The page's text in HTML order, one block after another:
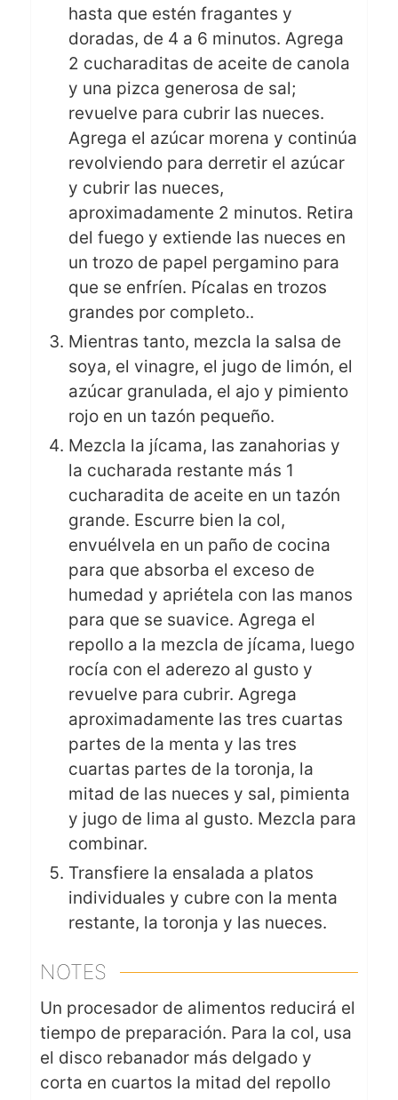
hasta que estén fragantes y
doradas, de 4 a 6 minutos. Agrega
2 cucharaditas de aceite de canola
y una pizca generosa de sal;
revuelve para cubrir las nueces.
Agrega el azúcar morena y continúa
revolviendo para derretir el azúcar
y cubrir las nueces,
aproximadamente 2 minutos. Retira
del fuego y extiende las nueces en
un trozo de papel pergamino para
que se enfríen. Pícalas en trozos
grandes por completo..
Mientras tanto, mezcla la salsa de
soya, el vinagre, el jugo de limón, el
azúcar granulada, el ajo y pimiento
rojo en un tazón pequeño.
Mezcla la jícama, las zanahorias y
la cucharada restante más 1
cucharadita de aceite en un tazón
grande. Escurre bien la col,
envuélvela en un paño de cocina
para que absorba el exceso de
humedad y apriétela con las manos
para que se suavice. Agrega el
repollo a la mezcla de jícama, luego
rocía con el aderezo al gusto y
revuelve para cubrir. Agrega
aproximadamente las tres cuartas
partes de la menta y las tres
cuartas partes de la toronja, la
mitad de las nueces y sal, pimienta
y jugo de lima al gusto. Mezcla para
combinar.
Transfiere la ensalada a platos
individuales y cubre con la menta
restante, la toronja y las nueces.
NOTES
Un procesador de alimentos reducirá el
tiempo de preparación. Para la col, usa
el disco rebanador más delgado y
corta en cuartos la mitad del repollo